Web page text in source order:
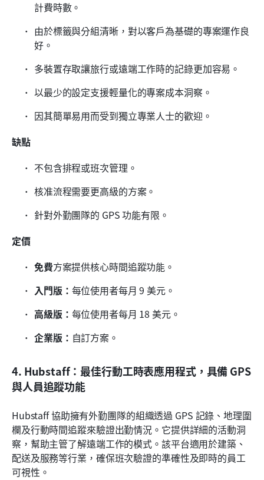
計費時數。
由於標籤與分組清晰，對以客戶為基礎的專案運作良
好。
多裝置存取讓旅行或遠端工作時的記錄更加容易。
以最少的設定支援輕量化的專案成本洞察。
因其簡單易用而受到獨立專業人士的歡迎。
缺點
不包含排程或班次管理。
核准流程需要更高級的方案。
針對外勤團隊的 GPS 功能有限。
定價
免費方案提供核心時間追蹤功能。
入門版： 每位使用者每月 9 美元。
高級版： 每位使用者每月 18 美元。
企業版： 自訂方案。
4. Hubstaff：最佳行動工時表應用程式，具備 GPS
與人員追蹤功能
Hubstaff 協助擁有外勤團隊的組織透過 GPS 記錄、地理圍
欄及行動時間追蹤來驗證出勤情況。它提供詳細的活動洞
察，幫助主管了解遠端工作的模式。該平台適用於建築、
配送及服務等行業，確保班次驗證的準確性及即時的員工
可視性。